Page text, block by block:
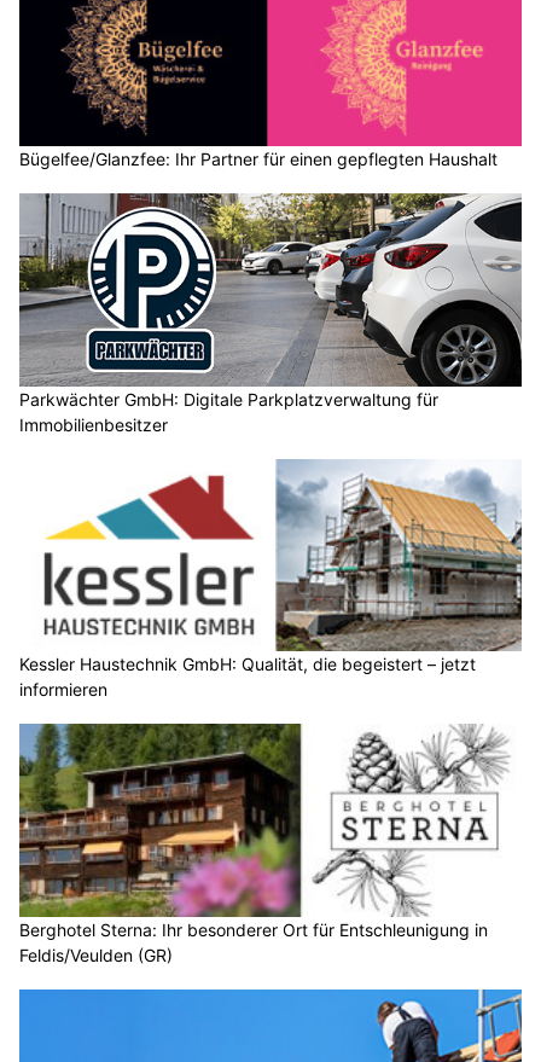
Bügelfee/Glanzfee: Ihr Partner für einen gepflegten Haushalt
Parkwächter GmbH: Digitale Parkplatzverwaltung für
Immobilienbesitzer
Kessler Haustechnik GmbH: Qualität, die begeistert – jetzt
informieren
Berghotel Sterna: Ihr besonderer Ort für Entschleunigung in
Feldis/Veulden (GR)